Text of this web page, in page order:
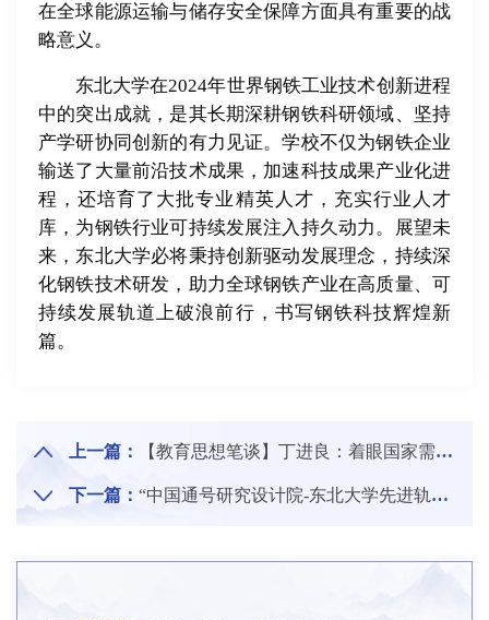
在全球能源运输与储存安全保障方面具有重要的战
略意义。
东北大学在2024年世界钢铁工业技术创新进程
中的突出成就，是其长期深耕钢铁科研领域、坚持
产学研协同创新的有力见证。学校不仅为钢铁企业
输送了大量前沿技术成果，加速科技成果产业化进
程，还培育了大批专业精英人才，充实行业人才
库，为钢铁行业可持续发展注入持久动力。展望未
来，东北大学必将秉持创新驱动发展理念，持续深
化钢铁技术研发，助力全球钢铁产业在高质量、可
持续发展轨道上破浪前行，书写钢铁科技辉煌新
篇。
上一篇： 【教育思想笔谈】丁进良：着眼国家需求 培养未来科技创新领军人才
下一篇： “中国通号研究设计院-东北大学先进轨道交通智能化联合实验室”签约暨揭牌仪式举行